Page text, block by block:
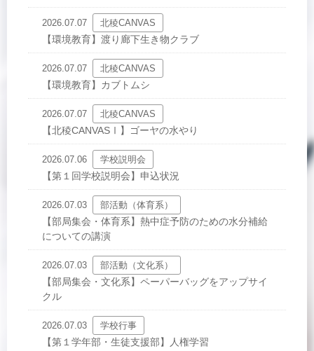
2026.07.07 北稜CANVAS
【環境教育】渡り廊下生き物クラブ
2026.07.07 北稜CANVAS
【環境教育】カブトムシ
2026.07.07 北稜CANVAS
【北稜CANVASⅠ】ゴーヤの水やり
2026.07.06 学校説明会
【第１回学校説明会】申込状況
2026.07.03 部活動（体育系）
【部局集会・体育系】熱中症予防のための水分補給
についての講演
2026.07.03 部活動（文化系）
【部局集会・文化系】ペーパーバッグをアップサイ
クル
2026.07.03 学校行事
【第１学年部・生徒支援部】人権学習